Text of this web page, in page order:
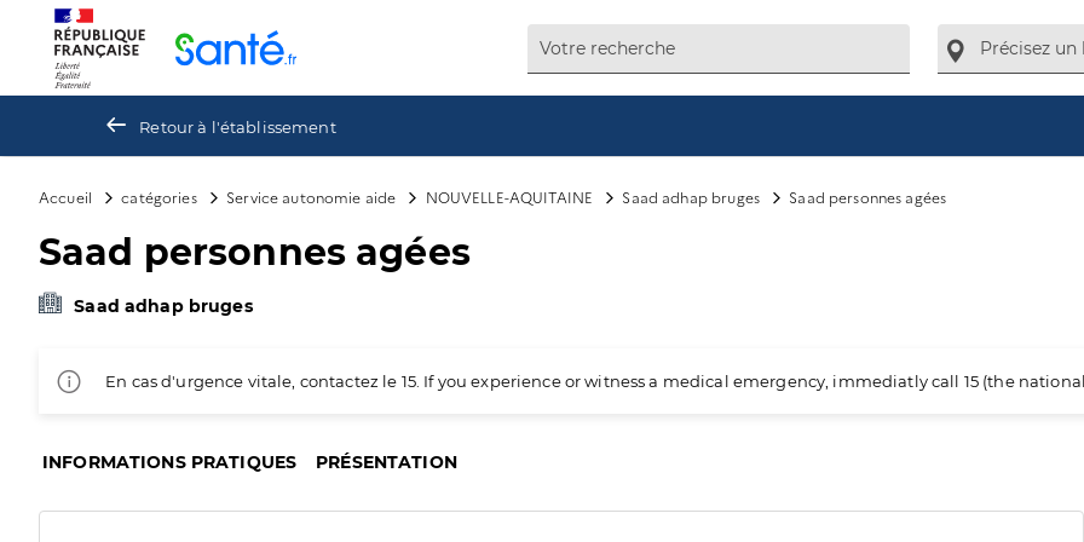
Retour à l'établissement
Accueil catégories Service autonomie aide NOUVELLE-AQUITAINE Saad adhap bruges Saad personnes agées
Saad personnes agées
Saad adhap bruges
En cas d'urgence vitale, contactez le 15. If you experience or witness a medical emergency, immediatly call 15 (the
INFORMATIONS PRATIQUES PRÉSENTATION
Panneau de gestion des cookies